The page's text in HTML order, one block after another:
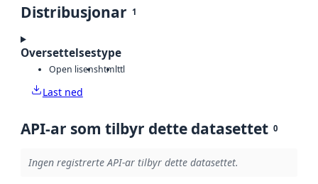
Distribusjonar 1
Oversettelsestype
Open lisenshtmlttl
Last ned
API-ar som tilbyr dette datasettet 0
Ingen registrerte API-ar tilbyr dette datasettet.